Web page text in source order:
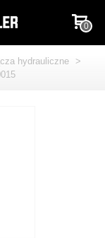
0
hydrauliczne
>